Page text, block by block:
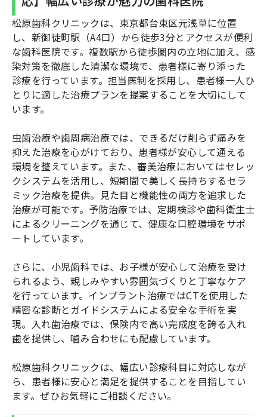
松原歯科クリニックは、東京都台東区元浅草に位置
し、新御徒町駅（A4口）から徒歩3分とアクセスが便利
な歯科医院です。複数駅から徒歩圏内の立地に加え、感
染対策を徹底した清潔な環境で、患者様に寄り添った
診療を行っています。担当医制を採用し、患者様一人ひ
とりに適した治療プランを提案することを大切にして
います。
虫歯治療や歯周病治療では、できるだけ削らず痛みを
抑えた治療を心がけており、患者様が安心して通える
環境を整えています。また、審美治療においてはセレッ
クシステムを活用し、短期間で美しく長持ちするセラ
ミック治療を提供。見た目と機能性の両方を追求した
治療が可能です。予防治療では、定期検診や歯科衛生士
によるクリーニングを通じて、健康な口腔環境をサポ
ートしています。
さらに、小児歯科では、お子様が安心して治療を受け
られるよう、親しみやすい雰囲気づくりと丁寧なケア
を行っています。インプラント治療ではCTを使用した
精密な診断とガイドシステムによる安全な手術を実
現。入れ歯治療では、保険内で高い完成度を誇る入れ
歯を提供し、噛み合わせにも配慮しています。
松原歯科クリニックは、幅広い診療科目に対応しなが
ら、患者様に安心と満足を提供することを目指してい
ます。ぜひお気軽にご相談ください。